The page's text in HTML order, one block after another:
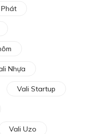
Nhựa
Vali Startup
Vali Uzo